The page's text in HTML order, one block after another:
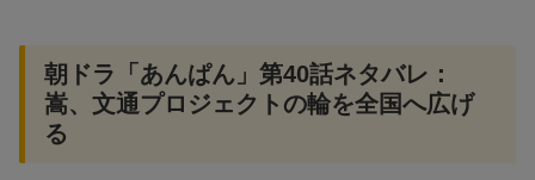
朝ドラ「あんぱん」第40話ネタバレ：
嵩、文通プロジェクトの輪を全国へ広げ
る